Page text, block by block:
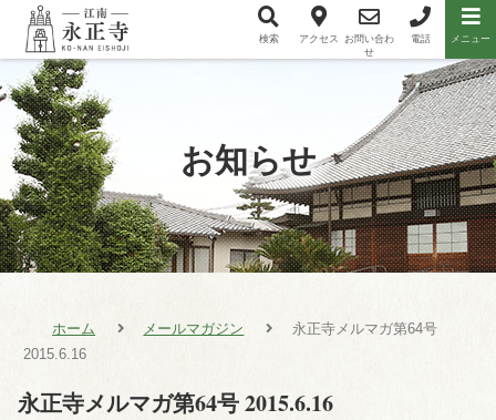
お知らせ
ホーム メールマガジン
永正寺メルマガ第64号
2015.6.16
永正寺メルマガ第64号 2015.6.16
メニュー項目 検索 アクセス
お問い合わ
せ
電話 メニュー